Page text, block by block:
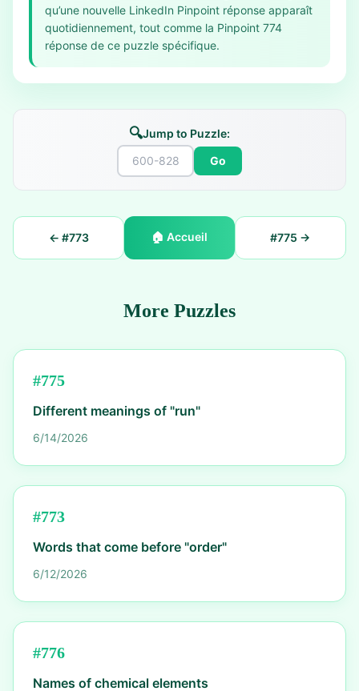
qu’une nouvelle LinkedIn Pinpoint réponse apparaît
quotidiennement, tout comme la Pinpoint 774
réponse de ce puzzle spécifique.
🔍Jump to Puzzle:
Go
← #773 🏠 Accueil #775 →
More Puzzles
#775
Different meanings of "run"
6/14/2026
#773
Words that come before "order"
6/12/2026
#776
Names of chemical elements